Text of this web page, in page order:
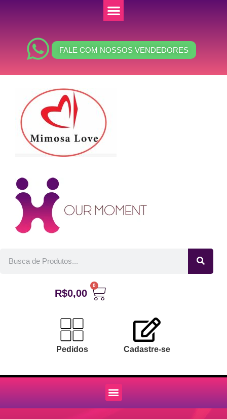
FALE COM NOSSOS VENDEDORES
R$0,00
0
Pedidos Cadastre-se